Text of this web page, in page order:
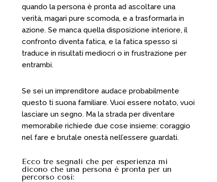
quando la persona è pronta ad ascoltare una
verità, magari pure scomoda, e a trasformarla in
azione. Se manca quella disposizione interiore, il
confronto diventa fatica, e la fatica spesso si
traduce in risultati mediocri o in frustrazione per
entrambi.
Se sei un imprenditore audace probabilmente
questo ti suona familiare. Vuoi essere notato, vuoi
lasciare un segno. Ma la strada per diventare
memorabile richiede due cose insieme: coraggio
nel fare e brutale onestà nell’essere guardati.
Ecco tre segnali che per esperienza mi
dicono che una persona è pronta per un
percorso così: